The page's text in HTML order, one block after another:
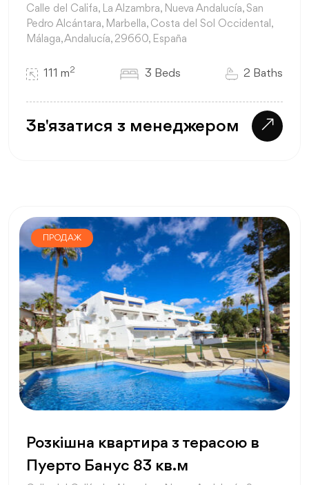
Calle del Califa, La Alzambra, Nueva Andalucía, San
Pedro Alcántara, Marbella, Costa del Sol Occidental,
Málaga, Andalucía, 29660, España
111 m2 3 Beds 2 Baths
Зв'язатися з менеджером
ПРОДАЖ
Розкішна квартира з терасою в
Пуерто Банус 83 кв.м